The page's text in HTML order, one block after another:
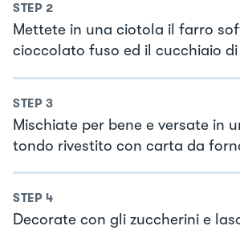
STEP 2
Mettete in una ciotola il farro
cioccolato fuso ed il cucchiaio
STEP 3
Mischiate per bene e versate in
tondo rivestito con carta da
STEP 4
Decorate con gli zuccherini e